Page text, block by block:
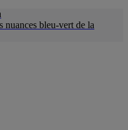
nuances bleu-vert de la